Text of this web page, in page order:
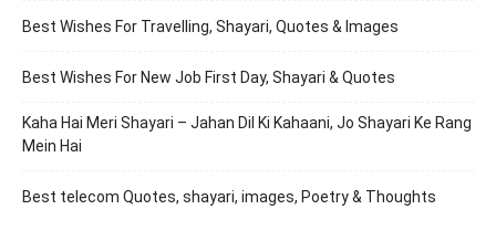
Best Wishes For Travelling, Shayari, Quotes & Images
Best Wishes For New Job First Day, Shayari & Quotes
Kaha Hai Meri Shayari – Jahan Dil Ki Kahaani, Jo Shayari Ke Rang
Mein Hai
Best telecom Quotes, shayari, images, Poetry & Thoughts